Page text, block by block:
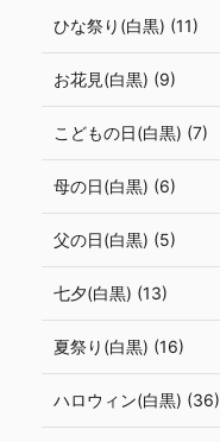
ひな祭り(白黒) (11)
お花見(白黒) (9)
こどもの日(白黒) (7)
母の日(白黒) (6)
父の日(白黒) (5)
七夕(白黒) (13)
夏祭り(白黒) (16)
ハロウィン(白黒) (36)